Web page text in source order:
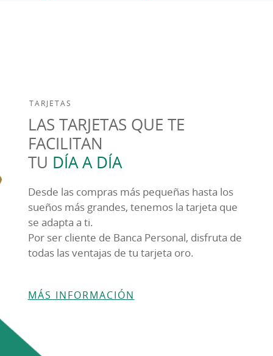
TARJETAS
LAS TARJETAS QUE TE
FACILITAN
TU DÍA A DÍA
Desde las compras más pequeñas hasta los
sueños más grandes, tenemos la tarjeta que
se adapta a ti.
Por ser cliente de Banca Personal, disfruta de
todas las ventajas de tu tarjeta oro.
MÁS INFORMACIÓN